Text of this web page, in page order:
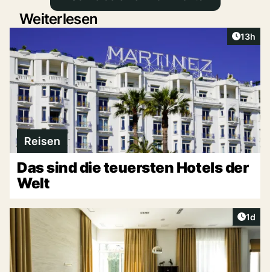
Weiterlesen
Artikel
13h
Reisen
Das sind die teuersten Hotels der
Welt
1d